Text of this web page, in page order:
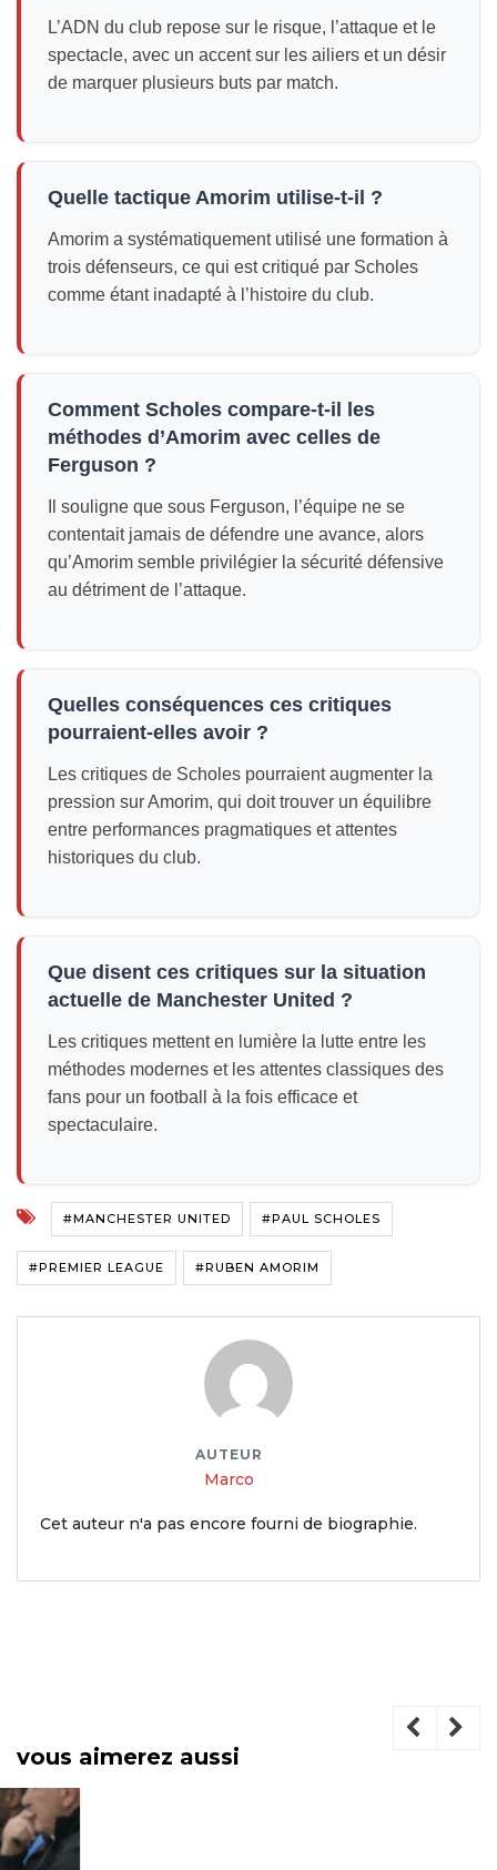
L’ADN du club repose sur le risque, l’attaque et le
spectacle, avec un accent sur les ailiers et un désir
de marquer plusieurs buts par match.
Quelle tactique Amorim utilise-t-il ?
Amorim a systématiquement utilisé une formation à
trois défenseurs, ce qui est critiqué par Scholes
comme étant inadapté à l’histoire du club.
Comment Scholes compare-t-il les
méthodes d’Amorim avec celles de
Ferguson ?
Il souligne que sous Ferguson, l’équipe ne se
contentait jamais de défendre une avance, alors
qu’Amorim semble privilégier la sécurité défensive
au détriment de l’attaque.
Quelles conséquences ces critiques
pourraient-elles avoir ?
Les critiques de Scholes pourraient augmenter la
pression sur Amorim, qui doit trouver un équilibre
entre performances pragmatiques et attentes
historiques du club.
Que disent ces critiques sur la situation
actuelle de Manchester United ?
Les critiques mettent en lumière la lutte entre les
méthodes modernes et les attentes classiques des
fans pour un football à la fois efficace et
spectaculaire.
#MANCHESTER UNITED #PAUL SCHOLES
#PREMIER LEAGUE #RUBEN AMORIM
AUTEUR
Marco
Cet auteur n'a pas encore fourni de biographie.
vous aimerez aussi